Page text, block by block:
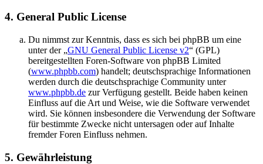
4. General Public License
Du nimmst zur Kenntnis, dass es sich bei phpBB um eine
unter der „GNU General Public License v2“ (GPL)
bereitgestellten Foren-Software von phpBB Limited
(www.phpbb.com) handelt; deutschsprachige Informationen
werden durch die deutschsprachige Community unter
www.phpbb.de zur Verfügung gestellt. Beide haben keinen
Einfluss auf die Art und Weise, wie die Software verwendet
wird. Sie können insbesondere die Verwendung der Software
für bestimmte Zwecke nicht untersagen oder auf Inhalte
fremder Foren Einfluss nehmen.
5. Gewährleistung